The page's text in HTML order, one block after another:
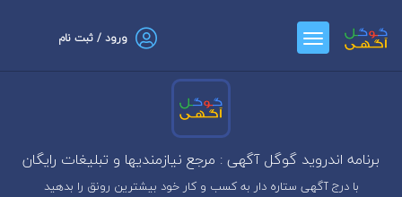
ورود / ثبت نام
برنامه اندروید گوگل آگهی : مرجع نیازمندیها و تبلیغات رایگان
با درج آگهی ستاره دار به کسب و کار خود بیشترین رونق را بدهید